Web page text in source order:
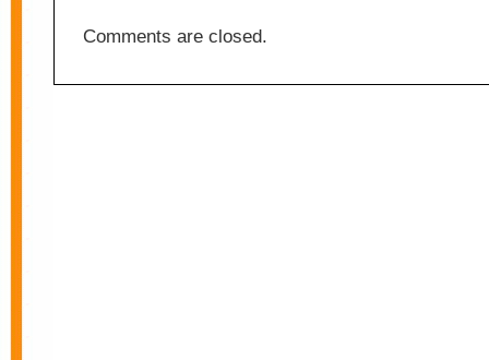
Comments are closed.